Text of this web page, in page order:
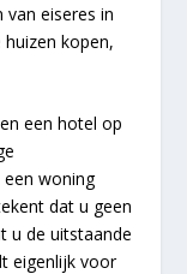
eiseres in
kopen,
een hotel op
een woning
dat u geen
u de uitstaande
eigenlijk voor